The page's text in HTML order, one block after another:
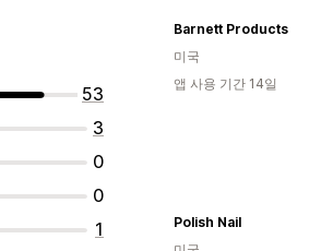
53
3
0
0
1
Barnett Products
미국
앱 사용 기간 14일
Polish Nail